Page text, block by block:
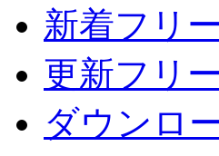
新着フリ
更新フリ
ダウンロ